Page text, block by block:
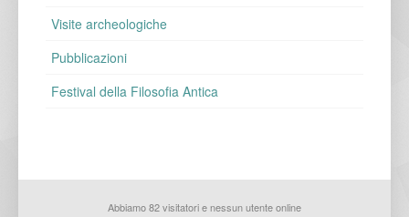
Visite archeologiche
Pubblicazioni
Festival della Filosofia Antica
Abbiamo 82 visitatori e nessun utente online